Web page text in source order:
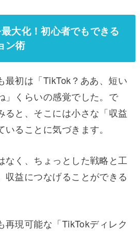
大化！初心者でもできる
ン術
最初は「TikTok？ああ、短い
」くらいの感覚でした。で
ると、そこには小さな「収益
ることに気づきます。
なく、ちょっとした戦略と工
収益につなげることができる
再現可能な「TikTokディレク